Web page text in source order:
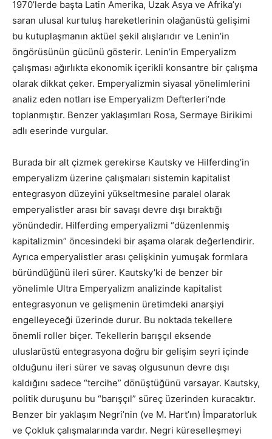
1970’lerde başta Latin Amerika, Uzak Asya ve Afrika’yı
saran ulusal kurtuluş hareketlerinin olağanüstü gelişimi
bu kutuplaşmanın aktüel şekil alışlarıdır ve Lenin’in
öngörüsünün gücünü gösterir. Lenin’in Emperyalizm
çalışması ağırlıkta ekonomik içerikli konsantre bir çalışma
olarak dikkat çeker. Emperyalizmin siyasal yönelimlerini
analiz eden notları ise Emperyalizm Defterleri’nde
toplanmıştır. Benzer yaklaşımları Rosa, Sermaye Birikimi
adlı eserinde vurgular.
Burada bir alt çizmek gerekirse Kautsky ve Hilferding’in
emperyalizm üzerine çalışmaları sistemin kapitalist
entegrasyon düzeyini yükseltmesine paralel olarak
emperyalistler arası bir savaşı devre dışı bıraktığı
yönündedir. Hilferding emperyalizmi “düzenlenmiş
kapitalizmin” öncesindeki bir aşama olarak değerlendirir.
Ayrıca emperyalistler arası çelişkinin yumuşak formlara
büründüğünü ileri sürer. Kautsky’ki de benzer bir
yönelimle Ultra Emperyalizm analizinde kapitalist
entegrasyonun ve gelişmenin üretimdeki anarşiyi
engelleyeceği üzerinde durur. Bu noktada tekellere
önemli roller biçer. Tekellerin barışçıl eksende
uluslarüstü entegrasyona doğru bir gelişim seyri içinde
olduğunu ileri sürer ve savaş olgusunun devre dışı
kaldığını sadece “tercihe” dönüştüğünü varsayar. Kautsky,
politik duruşunu bu “barışçıl” süreç üzerinden kuracaktır.
Benzer bir yaklaşım Negri’nin (ve M. Hart’ın) İmparatorluk
ve Çokluk çalışmalarında vardır. Negri küreselleşmeyi